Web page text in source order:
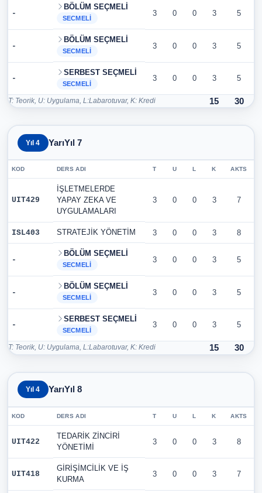
-
BÖLÜM SEÇMELİ
SECMELI
3 0 0 3 5
-
BÖLÜM SEÇMELİ
SECMELI
3 0 0 3 5
-
SERBEST SEÇMELİ
SECMELI
3 0 0 3 5
T: Teorik, U: Uygulama, L:Labarotuvar, K: Kredi 15 30
Yıl 4 YarıYıl 7
KOD DERS ADI T U L K AKTS
UIT429
İŞLETMELERDE
YAPAY ZEKA VE
UYGULAMALARI
3 0 0 3 7
ISL403 STRATEJİK YÖNETİM 3 0 0 3 8
-
BÖLÜM SEÇMELİ
SECMELI
3 0 0 3 5
-
BÖLÜM SEÇMELİ
SECMELI
3 0 0 3 5
-
SERBEST SEÇMELİ
SECMELI
3 0 0 3 5
T: Teorik, U: Uygulama, L:Labarotuvar, K: Kredi 15 30
Yıl 4 YarıYıl 8
KOD DERS ADI T U L K AKTS
UIT422
TEDARİK ZİNCİRİ
YÖNETİMİ
3 0 0 3 8
UIT418
GİRİŞİMCİLİK VE İŞ
KURMA
3 0 0 3 7